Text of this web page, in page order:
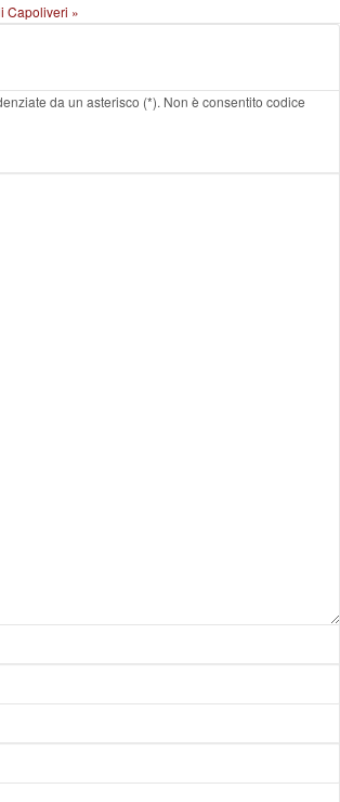
Capoliveri »
da un asterisco (*). Non è consentito codice